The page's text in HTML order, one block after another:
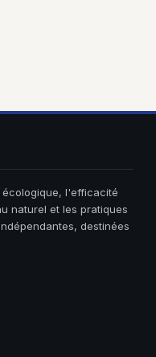
l'efficacité
naturel et les pratiques
destinées